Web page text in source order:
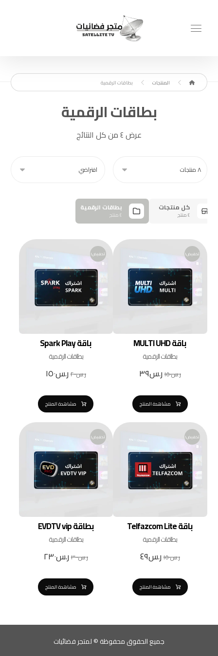
المنتجات بطاقات الرقمية
بطاقات الرقمية
عرض ⁦٤⁩ من كل النتائج
كل منتجات
٤ منتج
بطاقات الرقمية
٤ منتج
باقة MULTI UHD
بطاقات الرقمية
ر.س١٥٠ ر.س٣٩
مشاهدة المنتج
باقة Spark Play
بطاقات الرقمية
ر.س٢٠٠ ر.س١٥٠
مشاهدة المنتج
باقة Telfazcom Lite
بطاقات الرقمية
ر.س١٥٠ ر.س٤٩
مشاهدة المنتج
بطاقة EVDTV vip
بطاقات الرقمية
ر.س٣٠٠ ر.س٢٣٠
تخفيض!
مشاهدة المنتج
جميع الحقوق محفوظة © لمتجر فضائيات